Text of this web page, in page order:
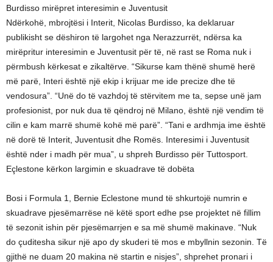
Burdisso mirëpret interesimin e Juventusit
Ndërkohë, mbrojtësi i Interit, Nicolas Burdisso, ka deklaruar
publikisht se dëshiron të largohet nga Nerazzurrët, ndërsa ka
mirëpritur interesimin e Juventusit për të, në rast se Roma nuk i
përmbush kërkesat e zikaltërve. “Sikurse kam thënë shumë herë
më parë, Interi është një ekip i krijuar me ide precize dhe të
vendosura”. “Unë do të vazhdoj të stërvitem me ta, sepse unë jam
profesionist, por nuk dua të qëndroj në Milano, është një vendim të
cilin e kam marrë shumë kohë më parë”. “Tani e ardhmja ime është
në dorë të Interit, Juventusit dhe Romës. Interesimi i Juventusit
është nder i madh për mua”, u shpreh Burdisso për Tuttosport.
Eçlestone kërkon largimin e skuadrave të dobëta
Bosi i Formula 1, Bernie Eclestone mund të shkurtojë numrin e
skuadrave pjesëmarrëse në këtë sport edhe pse projektet në fillim
të sezonit ishin për pjesëmarrjen e sa më shumë makinave. “Nuk
do çuditesha sikur një apo dy skuderi të mos e mbyllnin sezonin. Të
gjithë ne duam 20 makina në startin e nisjes”, shprehet pronari i